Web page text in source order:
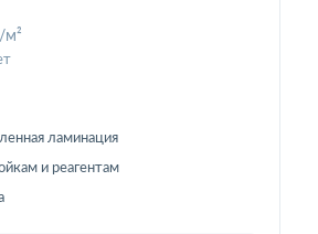
/м²
ламинация
и реагентам